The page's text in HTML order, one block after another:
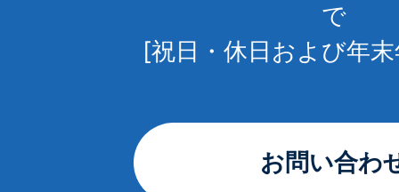
で
[祝日・休日および年
お問い合わ